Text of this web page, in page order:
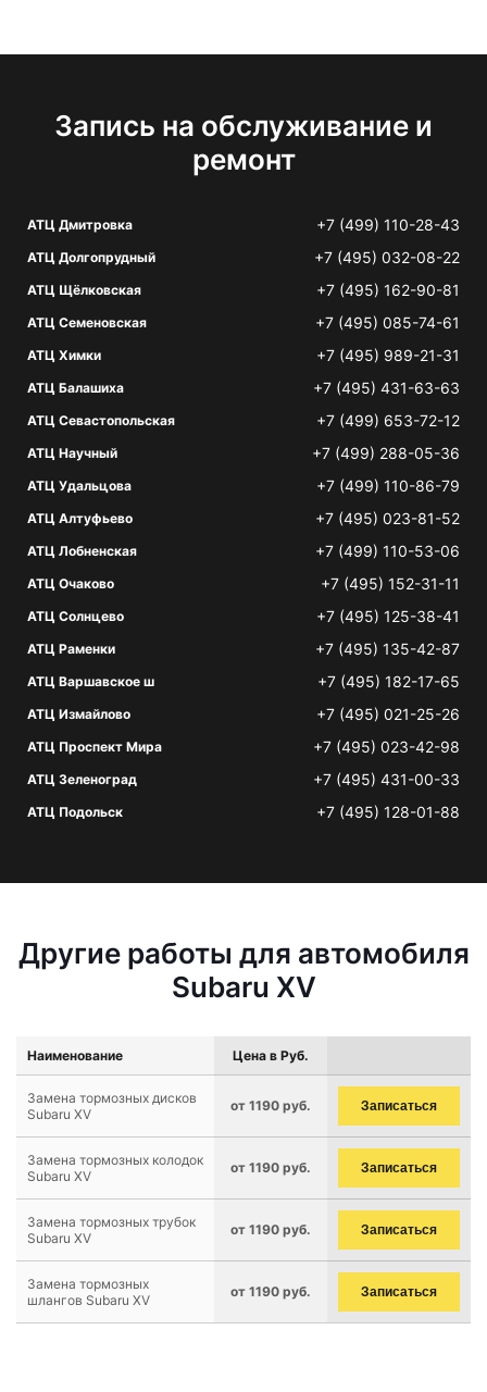
Запись на обслуживание и
ремонт
АТЦ Дмитровка +7 (499) 110-28-43
АТЦ Долгопрудный +7 (495) 032-08-22
АТЦ Щёлковская +7 (495) 162-90-81
АТЦ Семеновская +7 (495) 085-74-61
АТЦ Химки +7 (495) 989-21-31
АТЦ Балашиха +7 (495) 431-63-63
АТЦ Севастопольская +7 (499) 653-72-12
АТЦ Научный +7 (499) 288-05-36
АТЦ Удальцова +7 (499) 110-86-79
АТЦ Алтуфьево +7 (495) 023-81-52
АТЦ Лобненская +7 (499) 110-53-06
АТЦ Очаково +7 (495) 152-31-11
АТЦ Солнцево +7 (495) 125-38-41
АТЦ Раменки +7 (495) 135-42-87
АТЦ Варшавское ш +7 (495) 182-17-65
АТЦ Измайлово +7 (495) 021-25-26
АТЦ Проспект Мира +7 (495) 023-42-98
АТЦ Зеленоград +7 (495) 431-00-33
АТЦ Подольск +7 (495) 128-01-88
Другие работы для автомобиля
Subaru XV
Наименование Цена в Руб.
Замена тормозных дисков
Subaru XV
от 1190 руб. Записаться
Замена тормозных колодок
Subaru XV
от 1190 руб. Записаться
Замена тормозных трубок
Subaru XV
от 1190 руб. Записаться
Замена тормозных
шлангов Subaru XV
от 1190 руб. Записаться